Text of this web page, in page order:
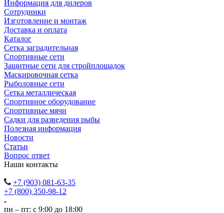
Информация для дилеров
Сотрудники
Изготовление и монтаж
Доставка и оплата
Каталог
Сетка заградительная
Спортивные сети
Защитные сети для стройплощадок
Маскировочная сетка
Рыболовные сети
Сетка металлическая
Спортивное оборудование
Спортивные мячи
Садки для разведения рыбы
Полезная информация
Новости
Статьи
Вопрос ответ
Наши контакты
+7 (903) 081-63-35
+7 (800) 350-98-12
пн – пт: с 9:00 до 18:00